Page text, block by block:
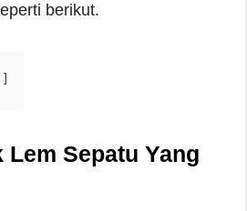
berikut.
Lem Sepatu Yang